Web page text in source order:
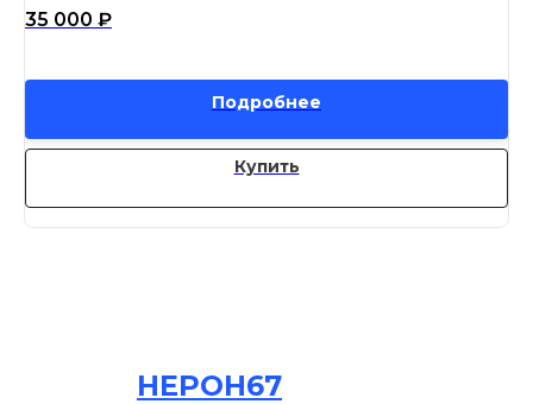
35 000 ₽
Подробнее
Купить
НЕРОН67